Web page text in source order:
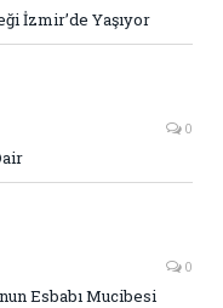
İzmir’de Yaşıyor
0
0
Esbabı Mucibesi